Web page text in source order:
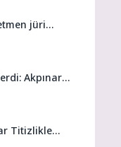
jüri
Akpınar
Titizlikle